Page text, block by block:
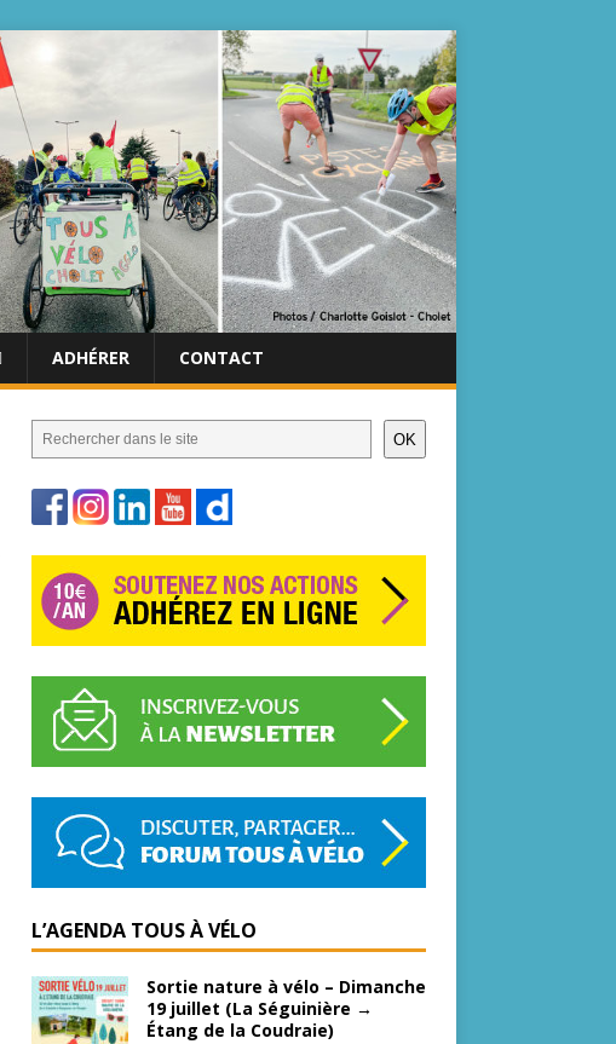
ADHÉRER CONTACT
OK
L’AGENDA TOUS À VÉLO
Sortie nature à vélo – Dimanche
19 juillet (La Séguinière →
Étang de la Coudraie)